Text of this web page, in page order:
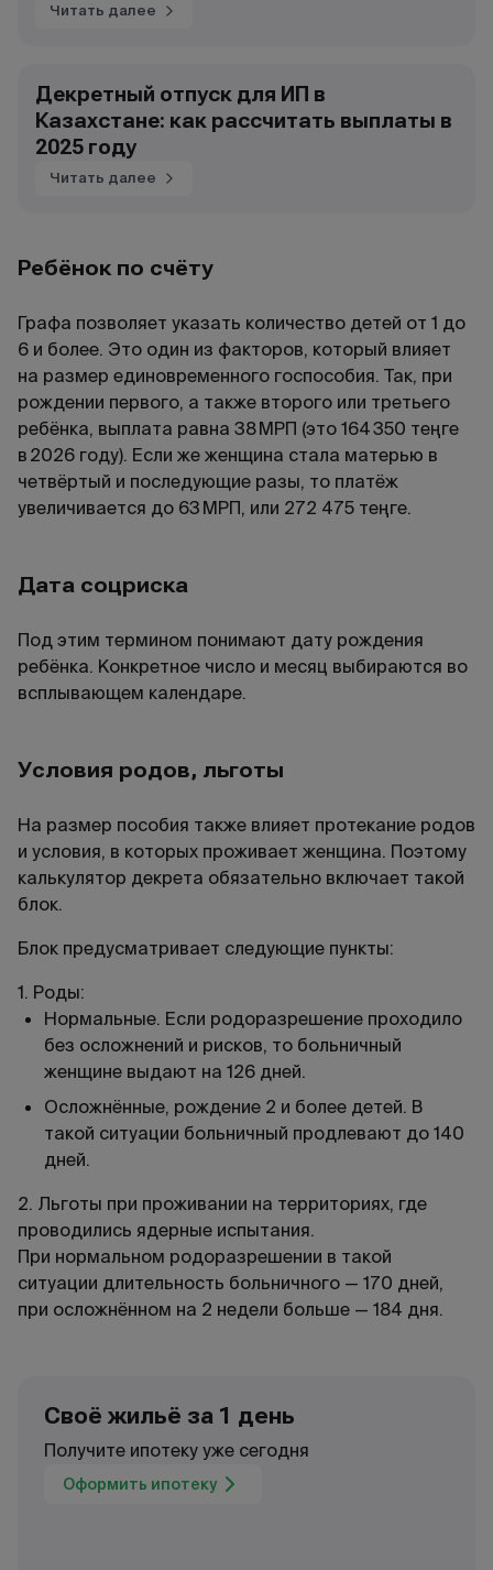
Читать далее
Декретный отпуск для ИП в
Казахстане: как рассчитать выплаты в
2025 году
Читать далее
Ребёнок по счёту
Графа позволяет указать количество детей от 1 до
6 и более. Это один из факторов, который влияет
на размер единовременного госпособия. Так, при
рождении первого, а также второго или третьего
ребёнка, выплата равна 38 МРП (это164 350 теңге
в2026 году). Если же женщина стала матерью в
четвёртый и последующие разы, то платёж
увеличивается до 63 МРП, или 272 475 теңге.
Дата соцриска
Под этим термином понимают дату рождения
ребёнка. Конкретное число и месяц выбираются во
всплывающем календаре.
Условия родов, льготы
На размер пособия также влияет протекание родов
и условия, в которых проживает женщина. Поэтому
калькулятор декрета обязательно включает такой
блок.
Блок предусматривает следующие пункты:
1. Роды:
Нормальные. Если родоразрешение проходило
без осложнений и рисков, то больничный
женщине выдают на 126 дней.
Осложнённые, рождение 2 и более детей. В
такой ситуации больничный продлевают до 140
дней.
2. Льготы при проживании на территориях, где
проводились ядерные испытания.
При нормальном родоразрешении в такой
ситуации длительность больничного — 170 дней,
при осложнённом на 2 недели больше — 184 дня.
Своё жильё за 1 день
Получите ипотеку уже сегодня
Оформить ипотеку